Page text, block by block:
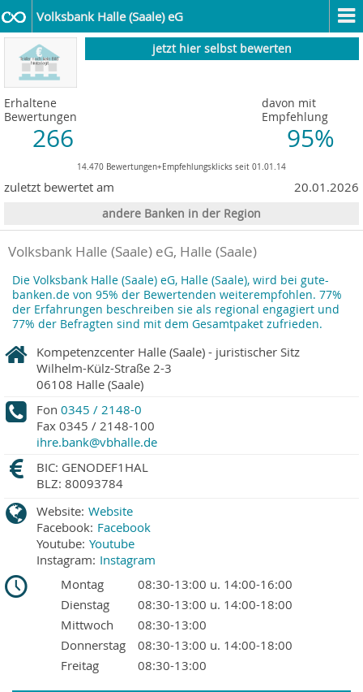
Volksbank Halle (Saale) eG
jetzt hier selbst bewerten
Erhaltene
Bewertungen
266
davon mit
Empfehlung
95%
14.470 Bewertungen+Empfehlungsklicks seit 01.01.14
zuletzt bewertet am 20.01.2026
andere Banken in der Region
Volksbank Halle (Saale) eG, Halle (Saale)
Die Volksbank Halle (Saale) eG, Halle (Saale), wird bei gute-
banken.de von 95% der Bewertenden weiterempfohlen. 77%
der Erfahrungen beschreiben sie als regional engagiert und
77% der Befragten sind mit dem Gesamtpaket zufrieden.
Kompetenzcenter Halle (Saale) - juristischer Sitz
Wilhelm-Külz-Straße 2-3
06108 Halle (Saale)
Fon 0345 / 2148-0
Fax 0345 / 2148-100
ihre.bank@vbhalle.de
BIC: GENODEF1HAL
BLZ: 80093784
Website: Website
Facebook: Facebook
Youtube: Youtube
Instagram: Instagram
Montag
08:30-13:00 u. 14:00-16:00
Dienstag
08:30-13:00 u. 14:00-18:00
Mittwoch
08:30-13:00
Donnerstag
08:30-13:00 u. 14:00-18:00
Freitag
08:30-13:00